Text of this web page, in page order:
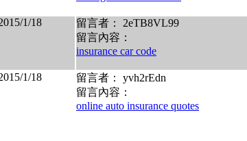
1/18
留言者： 2eTB8VL99
留言內容：
insurance car code
1/18
留言者： yvh2rEdn
留言內容：
online auto insurance quotes